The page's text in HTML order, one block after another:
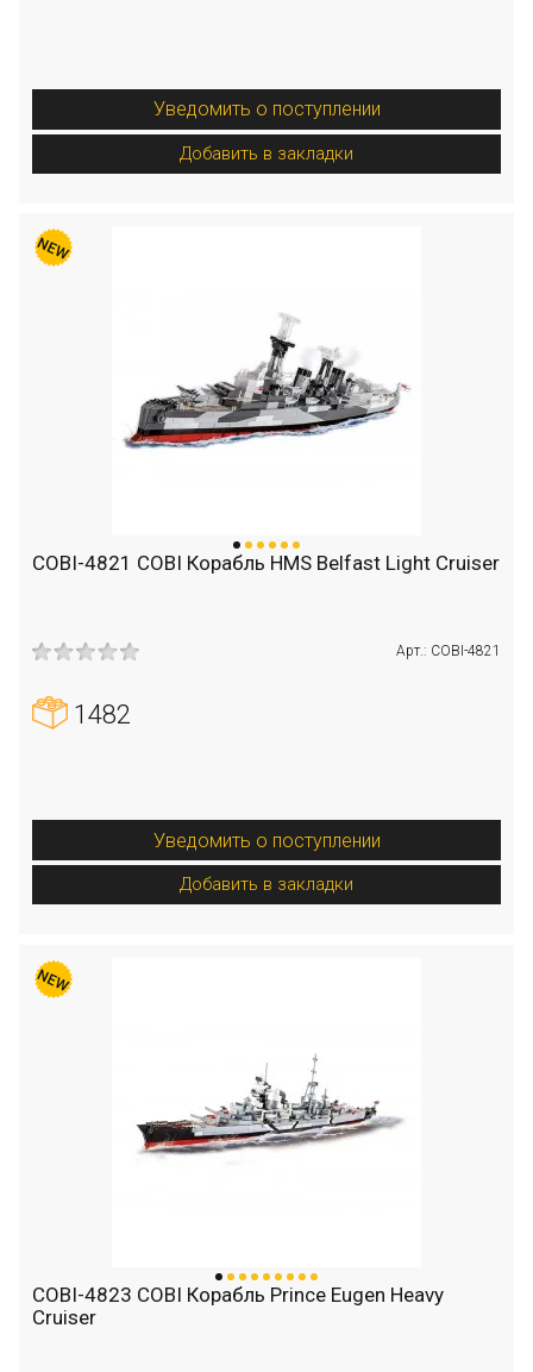
Уведомить о поступлении
Добавить в закладки
COBI-4821 COBI Корабль HMS Belfast Light Cruiser
Арт.: COBI-4821
1482
Уведомить о поступлении
Добавить в закладки
COBI-4823 COBI Корабль Prince Eugen Heavy
Cruiser